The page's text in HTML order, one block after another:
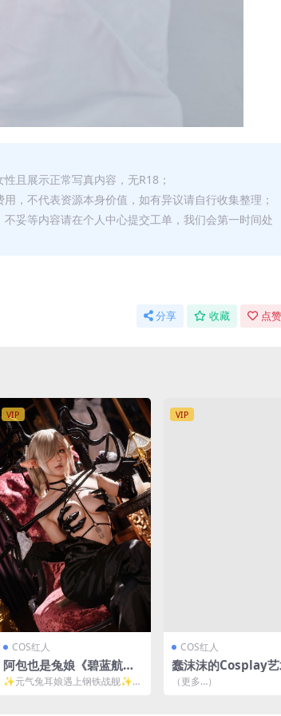
且展示正常写真内容，无R18；
，不代表资源本身价值，如有异议请自行收集整理；
妥等内容请在个人中心提交工单，我们会第一时间处
分享 收藏 点
VIP
COS红人
阿包也是兔娘《碧蓝航
线》尾张cos：机甲少女与
✨元气兔耳娘遇上钢铁战舰✨
VIP
COS红人
蠢沫沫的Cosplay艺
Marie Rose玛丽罗
（更多…）